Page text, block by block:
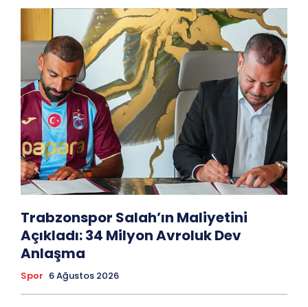
Trabzonspor Salah’ın Maliyetini
Açıkladı: 34 Milyon Avroluk Dev
Anlaşma
Spor 6 Ağustos 2026